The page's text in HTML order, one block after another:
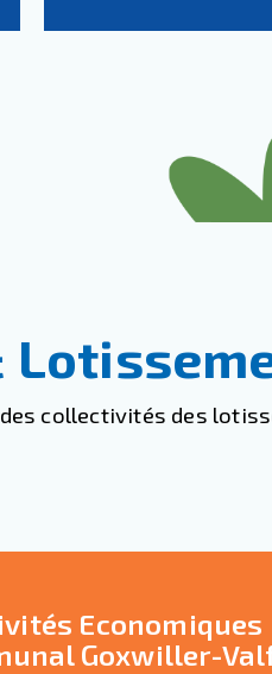
collectivités des
Economiques
Goxwiller-